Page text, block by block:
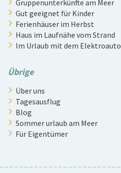
Gruppenunterkünfte am Meer
Gut geeignet für Kinder
Ferienhäuser im Herbst
Haus im Laufnähe vom Strand
Im Urlaub mit dem Elektroauto
Übrige
Über uns
Tagesausflug
Blog
Sommer urlaub am Meer
Für Eigentümer